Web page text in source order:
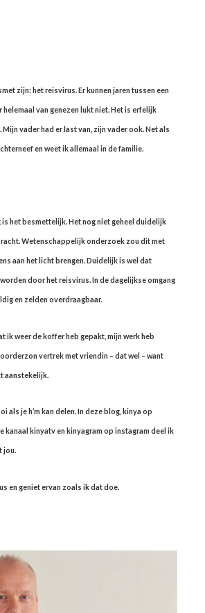
zijn: het reisvirus. Er kunnen jaren tussen een
helemaal van genezen lukt niet. Het is erfelijk
vader had er last van, zijn vader ook. Net als
en weet ik allemaal in de familie.
het besmettelijk. Het nog niet geheel duidelijk
Wetenschappelijk onderzoek zou dit met
aan het licht brengen. Duidelijk is wel dat
door het reisvirus. In de dagelijkse omgang
en zelden overdraagbaar.
ik weer de koffer heb gepakt, mijn werk heb
vertrek met vriendin – dat wel – want
aanstekelijk.
als je h’m kan delen. In deze blog, kinya op
kanaal kinyatv en kinyagram op instagram deel ik
jou.
en geniet ervan zoals ik dat doe.